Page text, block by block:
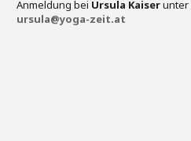
Anmeldung bei Ursula Kaiserunter
ursula@yoga-zeit.at